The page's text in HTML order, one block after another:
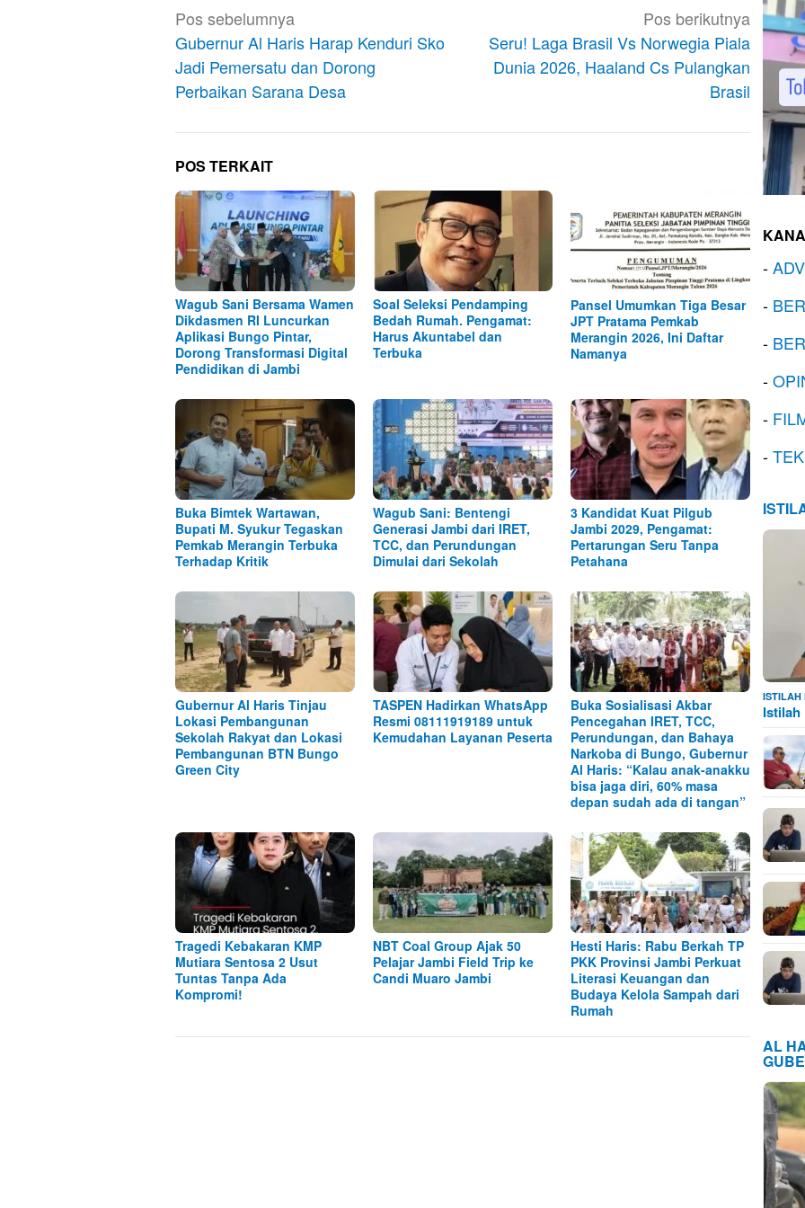
Navigasi
pos
Pos sebelumnya
Gubernur Al Haris Harap Kenduri Sko
Jadi Pemersatu dan Dorong
Perbaikan Sarana Desa
Pos berikutnya
Seru! Laga Brasil Vs Norwegia Piala
Dunia 2026, Haaland Cs Pulangkan
Brasil
POS TERKAIT
Wagub Sani Bersama Wamen
Dikdasmen RI Luncurkan
Aplikasi Bungo Pintar,
Dorong Transformasi Digital
Pendidikan di Jambi
Soal Seleksi Pendamping
Bedah Rumah. Pengamat:
Harus Akuntabel dan
Terbuka
Pansel Umumkan Tiga Besar
JPT Pratama Pemkab
Merangin 2026, Ini Daftar
Namanya
Buka Bimtek Wartawan,
Bupati M. Syukur Tegaskan
Pemkab Merangin Terbuka
Terhadap Kritik
Wagub Sani: Bentengi
Generasi Jambi dari IRET,
TCC, dan Perundungan
Dimulai dari Sekolah
3 Kandidat Kuat Pilgub
Jambi 2029, Pengamat:
Pertarungan Seru Tanpa
Petahana
Gubernur Al Haris Tinjau
Lokasi Pembangunan
Sekolah Rakyat dan Lokasi
Pembangunan BTN Bungo
Green City
TASPEN Hadirkan WhatsApp
Resmi 08111919189 untuk
Kemudahan Layanan Peserta
Buka Sosialisasi Akbar
Pencegahan IRET, TCC,
Perundungan, dan Bahaya
Narkoba di Bungo, Gubernur
Al Haris: “Kalau anak-anakku
bisa jaga diri, 60% masa
depan sudah ada di tangan”
Tragedi Kebakaran KMP
Mutiara Sentosa 2 Usut
Tuntas Tanpa Ada
Kompromi!
NBT Coal Group Ajak 50
Pelajar Jambi Field Trip ke
Candi Muaro Jambi
Hesti Haris: Rabu Berkah TP
PKK Provinsi Jambi Perkuat
Literasi Keuangan dan
Budaya Kelola Sampah dari
Rumah
-
-
-
-
-
-
ISTILAH
Istilah
AL